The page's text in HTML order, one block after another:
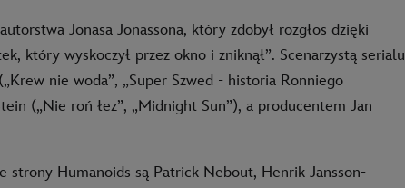
Jonasa Jonassona, który zdobył rozgłos dzięki
który wyskoczył przez okno i zniknął”. Scenarzystą serialu
nie woda”, „Super Szwed - historia Ronniego
(„Nie roń łez”, „Midnight Sun”), a producentem Jan
strony Humanoids są Patrick Nebout, Henrik Jansson-